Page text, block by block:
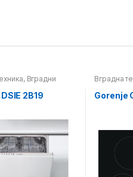
, Вградни
миење садови
2B19
Вградна
плотни
Gorenje